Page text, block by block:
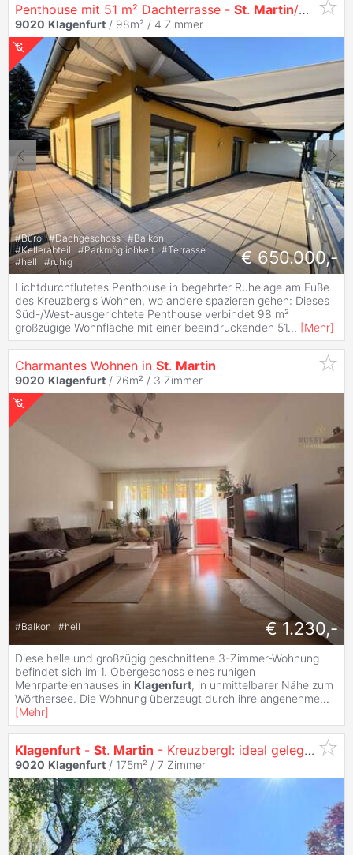
Penthouse mit 51 m² Dachterrasse - St. Martin/Kreuzbergl Provisionsfrei
9020 Klagenfurt / 98m² / 4 Zimmer
#Büro #Dachgeschoss #Balkon
#Kellerabteil #Parkmöglichkeit #Terrasse
#hell #ruhig € 650.000,-
Lichtdurchflutetes Penthouse in begehrter Ruhelage am Fuße
des Kreuzbergls Wohnen, wo andere spazieren gehen: Dieses
Süd-/West-ausgerichtete Penthouse verbindet 98 m²
großzügige Wohnfläche mit einer beeindruckenden 51... [Mehr]
Charmantes Wohnen in St. Martin
9020 Klagenfurt / 76m² / 3 Zimmer
#Balkon #hell € 1.230,-
Diese helle und großzügig geschnittene 3-Zimmer-Wohnung
befindet sich im 1. Obergeschoss eines ruhigen
Mehrparteienhauses in Klagenfurt, in unmittelbarer Nähe zum
Wörthersee. Die Wohnung überzeugt durch ihre angenehme...
[Mehr]
Klagenfurt - St. Martin - Kreuzbergl: ideal gelegen Immobilie mit TOP POTENTIAL
9020 Klagenfurt / 175m² / 7 Zimmer